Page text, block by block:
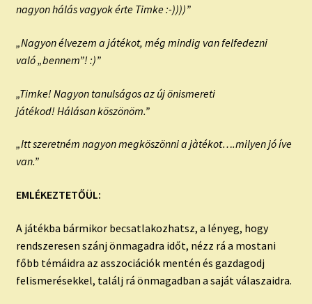
nagyon hálás vagyok érte Timke :-))))”
„Nagyon élvezem a játékot, még mindig van felfedezni
való „bennem”! :)”
„Timke! Nagyon tanulságos az új önismereti
játékod! Hálásan köszönöm.”
„Itt szeretném nagyon megköszönni a jàtékot….milyen jó íve
van.”
EMLÉKEZTETŐÜL:
A játékba bármikor becsatlakozhatsz, a lényeg, hogy
rendszeresen szánj önmagadra időt, nézz rá a mostani
főbb témáidra az asszociációk mentén és gazdagodj
felismerésekkel, találj rá önmagadban a saját válaszaidra.